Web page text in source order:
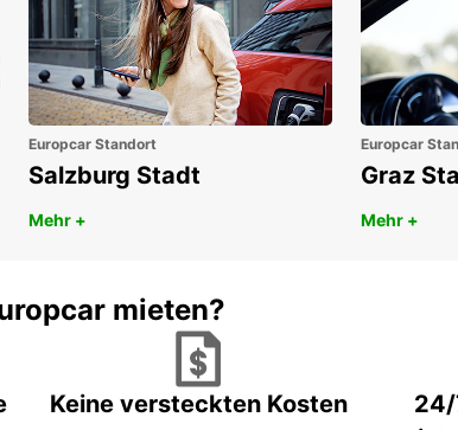
Europcar Standort
Salzburg Stadt
Mehr +
Europcar
Graz
Mehr +
mieten?
Keine versteckten Kosten
24/